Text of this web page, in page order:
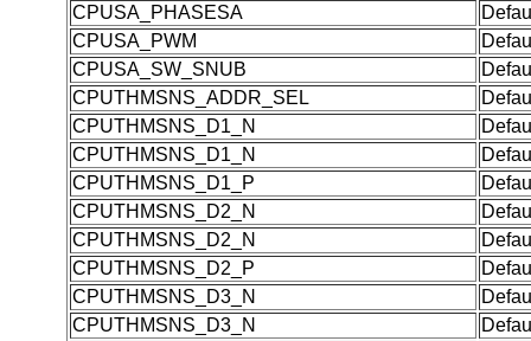
CPUSA_PHASESA
CPUSA_PWM
CPUSA_SW_SNUB
CPUTHMSNS_ADDR_SEL
CPUTHMSNS_D1_N
CPUTHMSNS_D1_N
CPUTHMSNS_D1_P
CPUTHMSNS_D2_N
CPUTHMSNS_D2_N
CPUTHMSNS_D2_P
CPUTHMSNS_D3_N
CPUTHMSNS_D3_N